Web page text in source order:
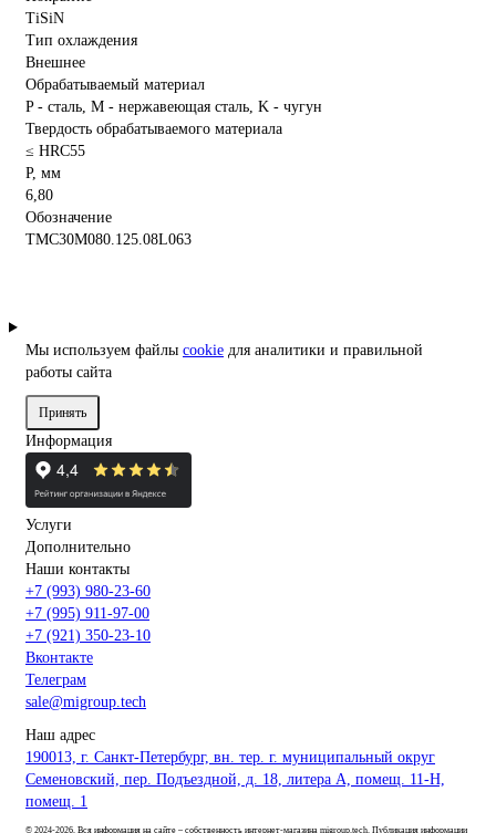
TiSiN
Тип охлаждения
Внешнее
Обрабатываемый материал
P - сталь, M - нержавеющая сталь, K - чугун
Твердость обрабатываемого материала
≤ HRC55
P, мм
6,80
Обозначение
TMC30M080.125.08L063
Мы используем файлы cookie для аналитики и правильной
работы сайта
Принять
Информация
Услуги
Дополнительно
Наши контакты
+7 (993) 980-23-60
+7 (995) 911-97-00
+7 (921) 350-23-10
Вконтакте
Телеграм
sale@migroup.tech
Наш адрес
190013, г. Санкт-Петербург, вн. тер. г. муниципальный округ
Семеновский, пер. Подъездной, д. 18, литера А, помещ. 11-Н,
помещ. 1
© 2024-2026. Вся информация на сайте – собственность интернет-магазина migroup.tech. Публикация информации